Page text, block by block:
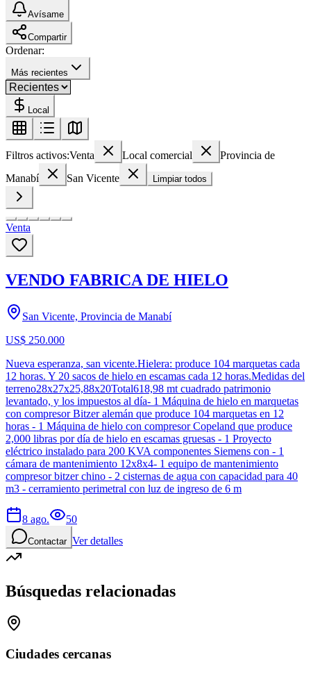
Avísame
Compartir
Ordenar:
Más recientes
Local
Filtros activos:Venta Local comercial
Provincia de
Manabí
San Vicente Limpiar todos
Venta
VENDO FABRICA DE HIELO
San Vicente, Provincia de Manabí
US$ 250.000
Nueva esperanza, san vicente.Hielera: produce 104 marquetas cada
12 horas. Y 20 sacos de hielo en escamas cada 12 horas.Medidas del
terreno28x27x25,88x20Total618,98 mt cuadrado patrimonio
levantado, y los impuestos al día- 1 Máquina de hielo en marquetas
con compresor Bitzer alemán que produce 104 marquetas en 12
horas - 1 Máquina de hielo con compresor Copeland que produce
2,000 libras por día de hielo en escamas gruesas - 1 Proyecto
eléctrico instalado para 200 KVA componentes Siemens con - 1
cámara de mantenimiento 12x8x4- 1 equipo de mantenimiento
compresor bitzer chino - 2 cisternas de agua con capacidad para 40
m3 - cerramiento perimetral con luz de ingreso de 6 m
8 ago. 50
Contactar Ver detalles
Búsquedas relacionadas
Ciudades cercanas